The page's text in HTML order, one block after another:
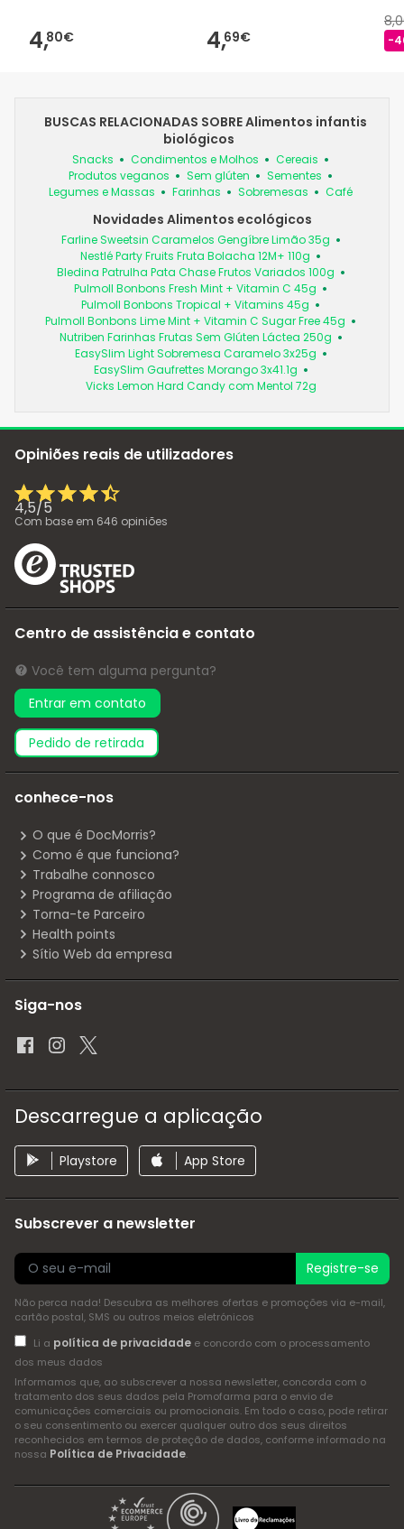
4,80€ 4,69€ -
BUSCAS RELACIONADAS SOBRE Alimentos infantis
biológicos
Snacks Condimentos e Molhos
Cereais
Produtos veganos
Sem glúten
Sementes
Legumes e Massas
Farinhas Sobremesas Café
Novidades Alimentos ecológicos
Farline Sweetsin Caramelos Gengíbre Limão 35g
Nestlé Party Fruits Fruta Bolacha 12M+ 110g
Bledina Patrulha Pata Chase Frutos Variados 100g
Pulmoll Bonbons Fresh Mint + Vitamin C 45g
Pulmoll Bonbons Tropical + Vitamins 45g
Pulmoll Bonbons Lime Mint + Vitamin C Sugar Free 45g
Nutriben Farinhas Frutas Sem Glúten Láctea 250g
EasySlim Light Sobremesa Caramelo 3x25g
EasySlim Gaufrettes Morango 3x41.1g
Vicks Lemon Hard Candy com Mentol 72g
Opiniões reais de utilizadores
4,5/5
Com base em 646 opiniões
Centro de assistência e contato
Você tem alguma pergunta?
Entrar em contato
pedido de retirada
conhece-nos
O que é DocMorris?
Como é que funciona?
Trabalhe connosco
Programa de afiliação
Torna-te Parceiro
Health points
Sítio Web da empresa
Siga-nos
Descarregue a aplicação
Playstore App Store
Subscrever a newsletter
Registre-se
Não perca nada! Descubra as melhores ofertas e promoções via e-mail,
cartão postal, SMS ou outros meios eletrónicos
Li a política de privacidadee concordo com o processamento
dos meus dados
Informamos que, ao subscrever a nossa newsletter, concorda com o
tratamento dos seus dados pela Promofarma para o envio de
comunicações comerciais ou promocionais. Em todo o caso, pode retirar
o seu consentimento ou exercer qualquer outro dos seus direitos
reconhecidos em termos de proteção de dados, conforme informado na
nossa Política de Privacidade.